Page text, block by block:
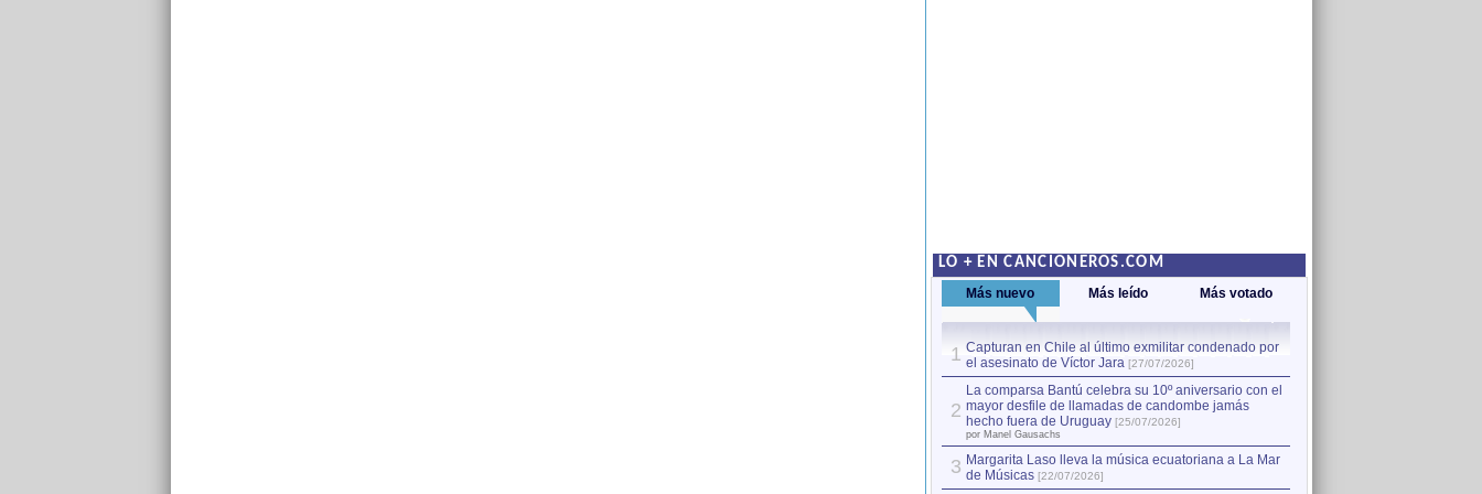
LO + EN CANCIONEROS.COM
Más nuevo Más leído Más votado
1 Capturan en Chile al último exmilitar condenado por
el asesinato de Víctor Jara [27/07/2026]
2
La comparsa Bantú celebra su 10º aniversario con el
mayor desfile de llamadas de candombe jamás
hecho fuera de Uruguay [25/07/2026]
por Manel Gausachs
3 Margarita Laso lleva la música ecuatoriana a La Mar
de Músicas [22/07/2026]